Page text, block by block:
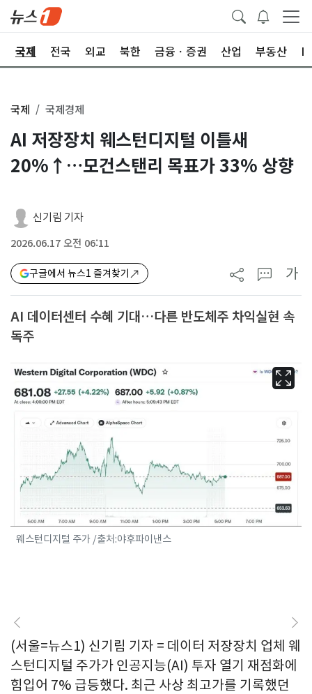
국제 전국 외교 북한 금융ㆍ증권 산업 부동산
국제 국제경제
AI 저장장치 웨스턴디지털 이틀새
20%↑…모건스탠리 목표가 33% 상향
신기림 기자
2026.06.17 오전 06:11
구글에서 뉴스1 즐겨찾기 가
AI 데이터센터 수혜 기대…다른 반도체주 차익실현 속
독주
웨스턴디지털 주가 /출처:야후파이낸스
(서울=뉴스1) 신기림 기자 = 데이터 저장장치 업체 웨
스턴디지털 주가가 인공지능(AI) 투자 열기 재점화에
힘입어 7% 급등했다. 최근 사상 최고가를 기록했던